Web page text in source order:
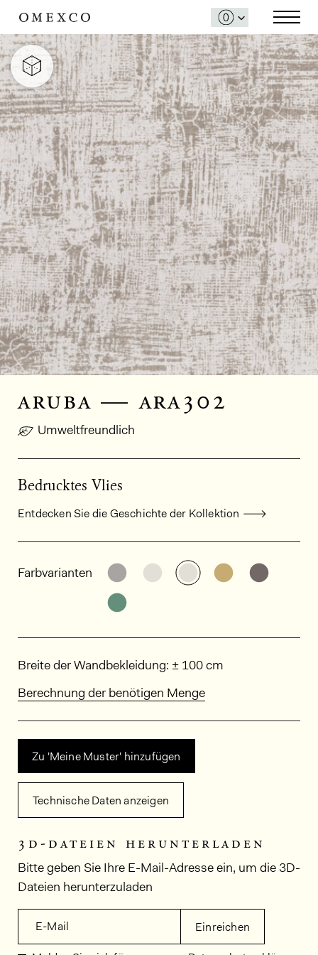
aruba — ara302
Umweltfreundlich
Bedrucktes Vlies
Entdecken Sie die Geschichte der Kollektion
Allgemeine Produktinformationen
Farbvarianten Weitere Varianten entdecken:
Weitere Varianten
Weitere Varianten
Weitere
Abmessungen
Breite der Wandbekleidung: ± 100 cm
Berechnung der benötigen Menge
Zu 'Meine Muster' hinzufügen
Technische Daten anzeigen
3d-dateien herunterladen
Bitte geben Sie Ihre E-Mail-Adresse ein, um die 3D-
Dateien herunterzuladen
E-Mail Einreichen